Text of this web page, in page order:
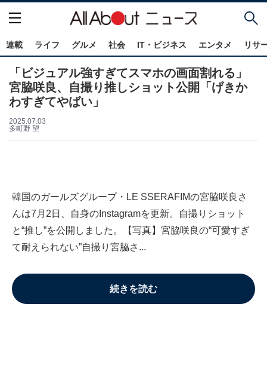
連載 ライフ グルメ 社会 IT・ビジネス エンタメ リサ
「ビジュアル強すぎてスマホの画面割れる」
宮脇咲良、自撮り推しショット公開「げきか
わすぎてやばい」
2025.07.03
多町野 望
韓国のガールズグループ・LE SSERAFIMの宮脇咲良さ
んは7月2日、自身のInstagramを更新。自撮りショット
と“推し”を公開しました。【写真】宮脇咲良の“可愛すぎ
て耐えられない”自撮り宮脇さ...
続きを読む